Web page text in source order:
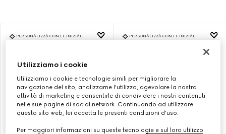
PERSONALIZZA CON LE INIZIALI PERSONALIZZA CON LE INIZIALI
Utilizziamo i cookie
Utilizziamo i cookie e tecnologie simili per migliorare la
navigazione del sito, analizzarne l'utilizzo, agevolare la nostra
attività di marketing e consentirle di condividere i nostri contenuti
nelle sue pagine di social network. Continuando ad utilizzare
questo sito web, lei accetta le presenti condizioni d'uso.
Per maggiori informazioni su queste tecnologie e sul loro utilizzo